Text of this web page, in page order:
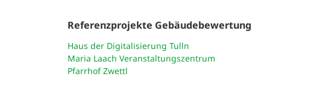
Referenzprojekte Gebäudebewertung
Haus der Digitalisierung Tulln
Maria Laach Veranstaltungszentrum
Pfarrhof Zwettl